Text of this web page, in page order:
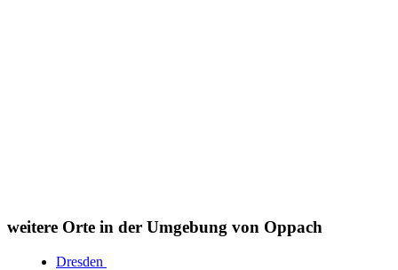
weitere Orte in der Umgebung von Oppach
Dresden